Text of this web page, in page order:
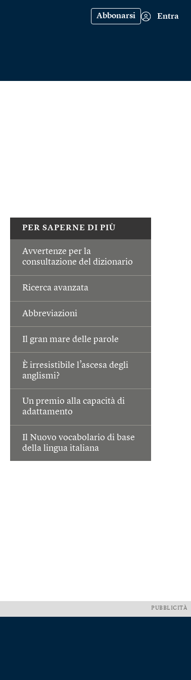
Abbonarsi Entra
PER SAPERNE DI PIÙ
Avvertenze per la
consultazione del dizionario
Ricerca avanzata
Abbreviazioni
Il gran mare delle parole
È irresistibile l’ascesa degli
anglismi?
Un premio alla capacità di
adattamento
Il Nuovo vocabolario di base
della lingua italiana
PUBBLICITÀ